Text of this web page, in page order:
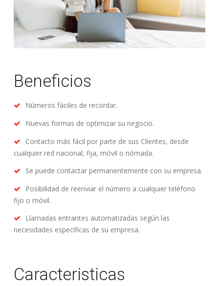
Beneficios
Números fáciles de recordar.
Nuevas formas de optimizar su negocio.
Contacto más fácil por parte de sus Clientes, desde
cualquier red nacional, fija, móvil o nómada.
Se puede contactar permanentemente con su empresa.
Posibilidad de reenviar el número a cualquier teléfono
fijo o móvil.
Llamadas entrantes automatizadas según las
necesidades específicas de su empresa.
Caracteristicas